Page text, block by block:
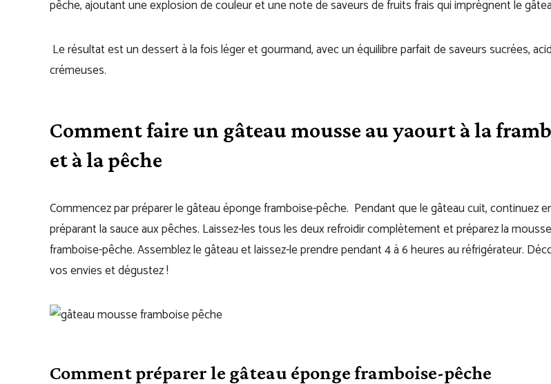
pêche, ajoutant une explosion de couleur et une note de saveurs de fruits frais qui imprègnent le
Le résultat est un dessert à la fois léger et gourmand, avec un équilibre parfait de saveurs sucrées,
crémeuses.
Comment faire un gâteau mousse au yaourt à la
et à la pêche
Commencez par préparer le gâteau éponge framboise-pêche. Pendant que le gâteau cuit, continuez
préparant la sauce aux pêches. Laissez-les tous les deux refroidir complètement et préparez la
framboise-pêche. Assemblez le gâteau et laissez-le prendre pendant 4 à 6 heures au réfrigérateur.
vos envies et dégustez !
Comment préparer le gâteau éponge framboise-pêche